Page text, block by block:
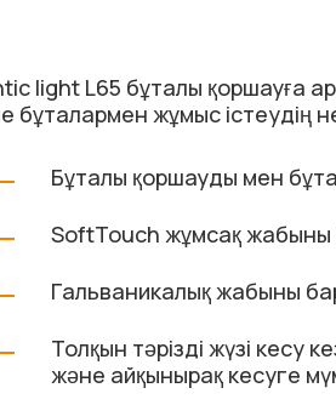
light L65 бұталы қоршауға
бұталармен жұмыс істеудің
Бұталы қоршауды мен
SoftTouch жұмсақ жабыны
Гальваникалық жабыны бар
Толқын тәрізді жүзі кесу
және айқынырақ кесуге